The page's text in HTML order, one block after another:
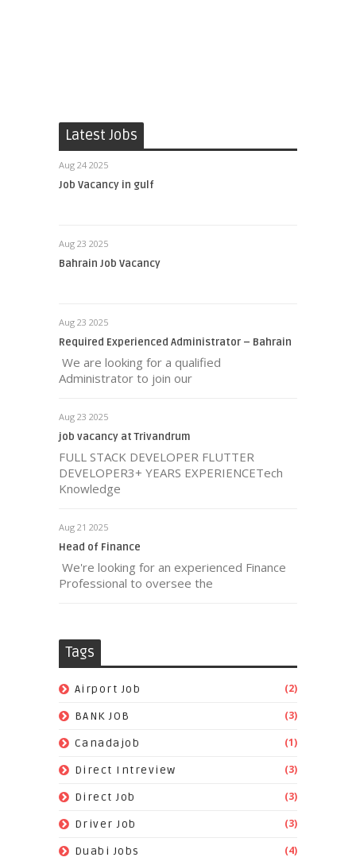
Latest Jobs
Aug 24 2025
Job Vacancy in gulf
Aug 23 2025
Bahrain Job Vacancy
Aug 23 2025
Required Experienced Administrator – Bahrain
We are looking for a qualified
Administrator to join our
Aug 23 2025
job vacancy at Trivandrum
FULL STACK DEVELOPER FLUTTER
DEVELOPER3+ YEARS EXPERIENCETech
Knowledge
Aug 21 2025
Head of Finance
We're looking for an experienced Finance
Professional to oversee the
Tags
Airport Job (2)
BANK JOB (3)
Canadajob (1)
Direct Intreview (3)
Direct Job (3)
Driver Job (3)
Duabi Jobs (4)